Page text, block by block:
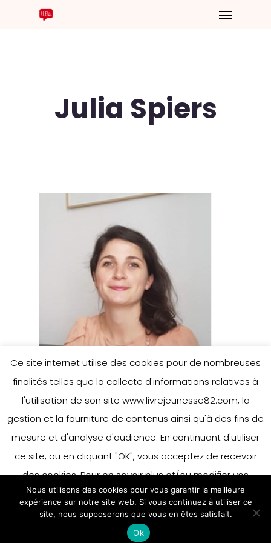
Julia Spiers
Ce site internet utilise des cookies pour de nombreuses
finalités telles que la collecte d'informations relatives à
l'utilisation de son site www.livrejeunesse82.com, la
gestion et la fourniture de contenus ainsi qu'à des fins de
mesure et d'analyse d'audience. En continuant d'utiliser
ce site, ou en cliquant "OK", vous acceptez de recevoir
des cookies. Pour en savoir plus et/ou modifier vos
préférences en matière de cookies, merci de vous référer
à notre politique sur les cookies.
Accepter
En savoir plus
Nous utilisons des cookies pour vous garantir la meilleure
expérience sur notre site web. Si vous continuez à utiliser ce
site, nous supposerons que vous en êtes satisfait.
Ok